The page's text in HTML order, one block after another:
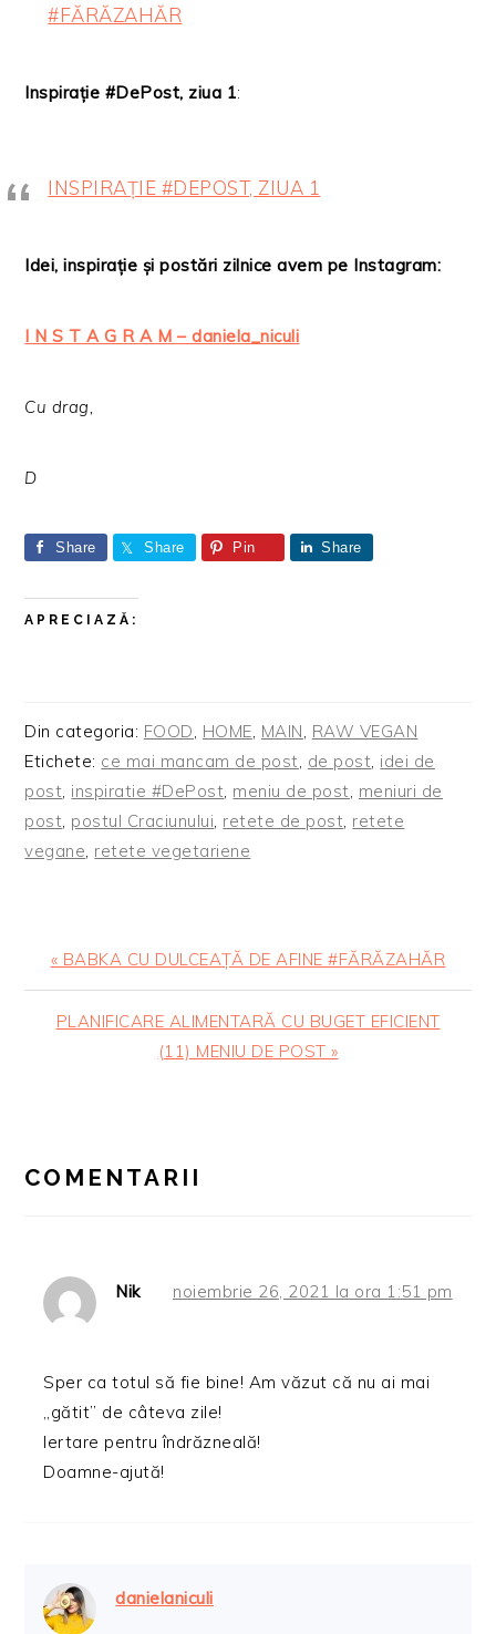
#FĂRĂZAHĂR
Inspirație #DePost, ziua 1:
INSPIRAȚIE #DEPOST, ZIUA 1
Idei, inspirație și postări zilnice avem pe Instagram:
I N S T A G R A M – daniela_niculi
Cu drag,
D
Share Share Pin Share
APRECIAZĂ:
Din categoria: FOOD, HOME, MAIN, RAW VEGAN
Etichete: ce mai mancam de post, de post, idei de
post, inspiratie #DePost, meniu de post, meniuri de
post, postul Craciunului, retete de post, retete
vegane, retete vegetariene
Articol
anterior:
« BABKA CU DULCEAȚĂ DE AFINE #FĂRĂZAHĂR
Articolul
PLANIFICARE ALIMENTARĂ CU BUGET EFICIENT
(11) MENIU DE POST »
INTERACTIONS
COMENTARII
Nik noiembrie 26, 2021 la ora 1:51 pm
Sper ca totul să fie bine! Am văzut că nu ai mai
„gătit” de câteva zile!
Iertare pentru îndrăzneală!
Doamne-ajută!
danielaniculi